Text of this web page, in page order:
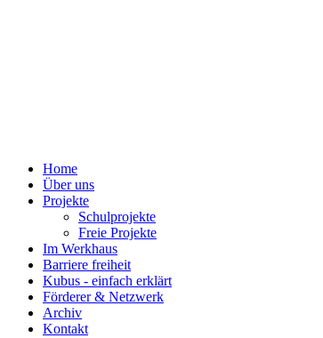
Home
Über uns
Projekte
Schulprojekte
Freie Projekte
Im Werkhaus
Barriere freiheit
Kubus - einfach erklärt
Förderer & Netzwerk
Archiv
Kontakt